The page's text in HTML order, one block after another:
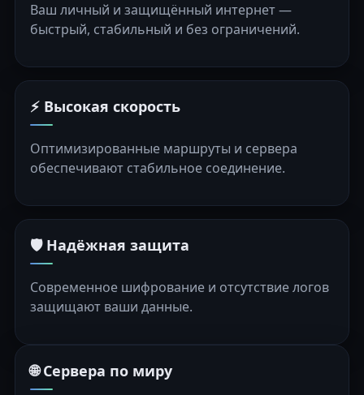
Ваш личный и защищённый интернет —
быстрый, стабильный и без ограничений.
⚡ Высокая скорость
Оптимизированные маршруты и сервера
обеспечивают стабильное соединение.
🛡️ Надёжная защита
Современное шифрование и отсутствие логов
защищают ваши данные.
🌐 Сервера по миру